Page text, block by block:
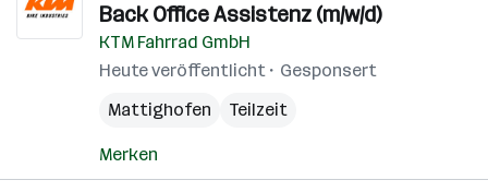
Back Office Assistenz (m/w/d)
KTM Fahrrad GmbH
Heute veröffentlicht
Gesponsert
Mattighofen
Teilzeit
Merken